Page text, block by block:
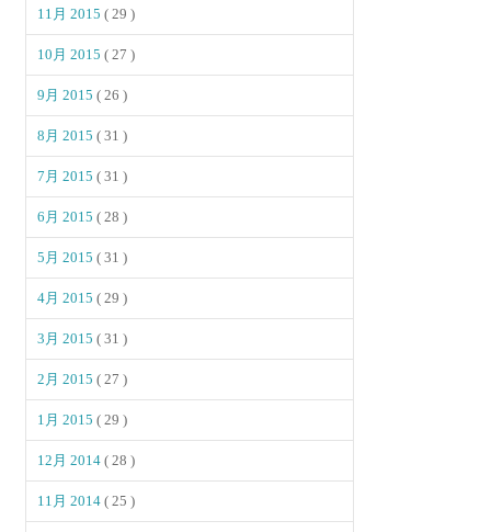
11月 2015( 29 )
10月 2015( 27 )
9月 2015( 26 )
8月 2015( 31 )
7月 2015( 31 )
6月 2015( 28 )
5月 2015( 31 )
4月 2015( 29 )
3月 2015( 31 )
2月 2015( 27 )
1月 2015( 29 )
12月 2014( 28 )
11月 2014( 25 )